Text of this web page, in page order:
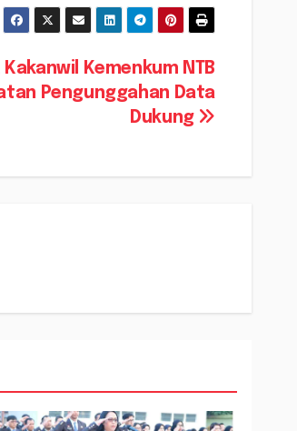
Kemenkum NTB
Pengunggahan Data
Dukung